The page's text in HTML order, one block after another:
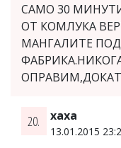
САМО 30
ОТ КОМЛУКА
МАНГАЛИТЕ
20. хаха
13.01.2015